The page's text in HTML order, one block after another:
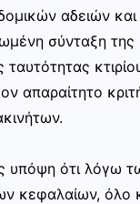
αδειών
σύνταξη της
ταυτότητας
απαραίτητο
υπόψη ότι λόγω
κεφαλαίων, όλο